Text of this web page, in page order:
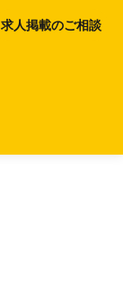
求人掲載のご相談